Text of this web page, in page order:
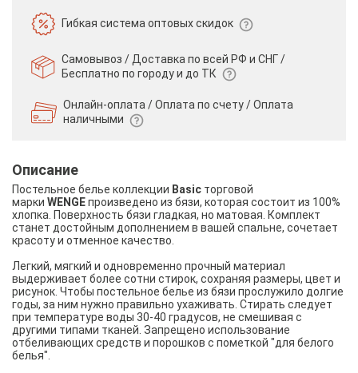
Гибкая системаоптовых скидок
Самовывоз / Доставка по всей РФ и СНГ /
Бесплатно по городу и до ТК
Онлайн-оплата / Оплата по счету /Оплата
наличными
Описание
Постельное белье коллекции Basic торговой
марки WENGEпроизведено из бязи, которая состоит из 100%
хлопка. Поверхность бязи гладкая, но матовая. Комплект
станет достойным дополнением в вашей спальне, сочетает
красоту и отменное качество.
Легкий, мягкий и одновременно прочный материал
выдерживает более сотни стирок, сохраняя размеры, цвет и
рисунок. Чтобы постельное белье из бязи прослужило долгие
годы, за ним нужно правильно ухаживать. Стирать следует
при температуре воды 30-40 градусов, не смешивая с
другими типами тканей. Запрещено использование
отбеливающих средств и порошков с пометкой "для белого
белья".